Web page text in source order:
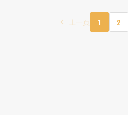
上一頁 1 2